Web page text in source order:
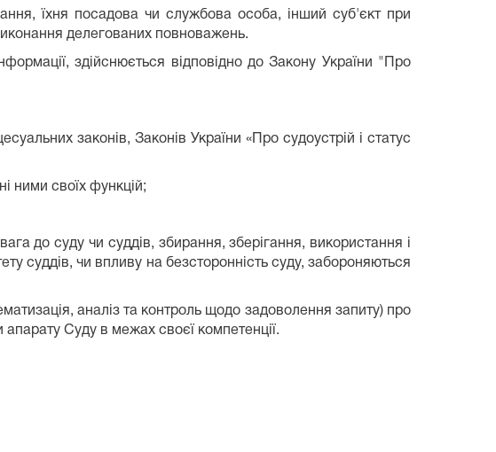
їхня посадова чи службова особа, інший суб'єкт при
делегованих повноважень.
здійснюється відповідно до Закону України "Про
законів, Законів України «Про судоустрій і статус
ними своїх функцій;
до суду чи суддів, збирання, зберігання, використання і
суддів, чи впливу на безсторонність суду, забороняються
аналіз та контроль щодо задоволення запиту) про
апарату Суду в межах своєї компетенції.